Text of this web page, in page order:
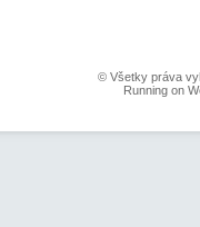
© Všetky práva
Running on